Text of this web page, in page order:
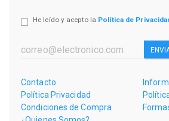
He leído y acepto la Política de
Contacto
Política Privacidad
Condiciones de Compra